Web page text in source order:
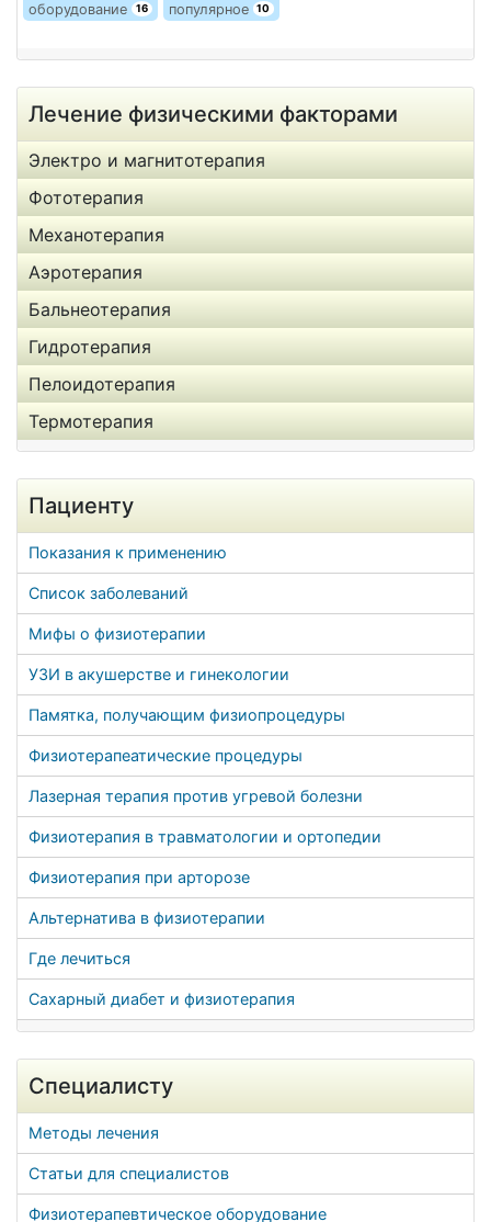
оборудование 16 популярное 10
Лечение физическими факторами
Электро и магнитотерапия
Фототерапия
Механотерапия
Аэротерапия
Бальнеотерапия
Гидротерапия
Пелоидотерапия
Термотерапия
Пациенту
Показания к применению
Список заболеваний
Мифы о физиотерапии
УЗИ в акушерстве и гинекологии
Памятка, получающим физиопроцедуры
Физиотерапеатические процедуры
Лазерная терапия против угревой болезни
Физиотерапия в травматологии и ортопедии
Физиотерапия при арторозе
Альтернатива в физиотерапии
Где лечиться
Сахарный диабет и физиотерапия
Специалисту
Методы лечения
Статьи для специалистов
Физиотерапевтическое оборудование